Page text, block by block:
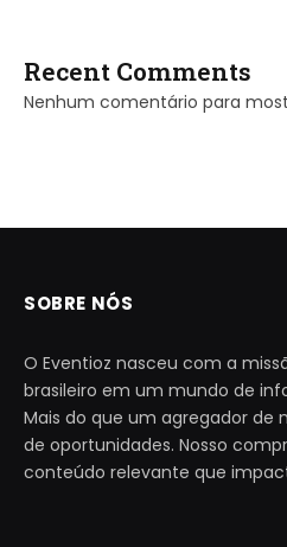
Recent Comments
Nenhum comentário para
SOBRE NÓS
O Eventioz nasceu com a
brasileiro em um mundo de
Mais do que um agregador de
de oportunidades. Nosso
conteúdo relevante que